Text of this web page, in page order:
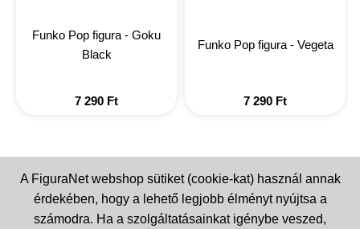
Funko Pop figura - Goku
Black
7 290 Ft
Funko Pop figura - Vegeta
7 290 Ft
A FiguraNet webshop sütiket (cookie-kat) használ annak
érdekében, hogy a lehető legjobb élményt nyújtsa a
számodra. Ha a szolgáltatásainkat igénybe veszed,